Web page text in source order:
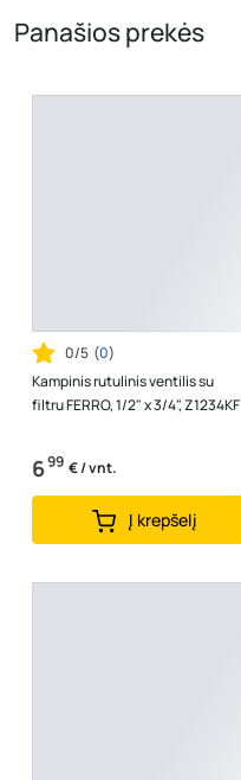
Panašios prekės
0/5 (0)
Kampinis rutulinis ventilis su
filtru FERRO, 1/2" x 3/4", Z1234KF
699 € / vnt.
Į krepšelį